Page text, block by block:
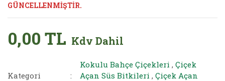
GÜNCELLENMİŞTİR.
0,00 TL Kdv Dahil
Kategori
Kokulu Bahçe Çiçekleri ,Çiçek
Açan Süs Bitkileri ,Çiçek Açan